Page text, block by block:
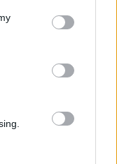
You may click to
party tags to
in below Google
úton.
mutatnak,
számos termelő
ment